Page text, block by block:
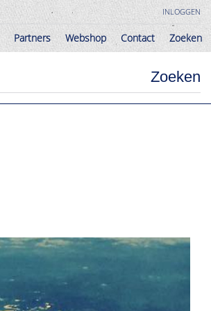
INLOGGEN
Partners Webshop Contact Zoeken